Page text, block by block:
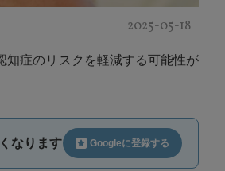
2025-05-18
知症のリスクを軽減する可能性が
なります Googleに登録する